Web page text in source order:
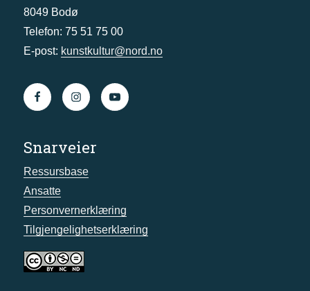
8049 Bodø
Telefon: 75 51 75 00
E-post: kunstkultur@nord.no
Snarveier
Ressursbase
Ansatte
Personvernerklæring
Tilgjengelighetserklæring